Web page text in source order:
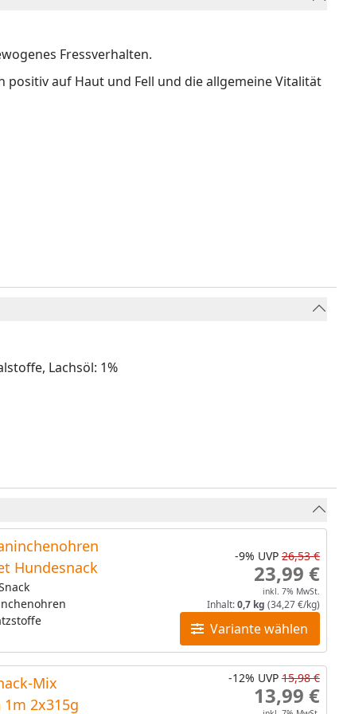
Fressverhalten.
positiv auf Haut und Fell und die allgemeine Vitalität
Lachsöl: 1%
Hundesnack
Variante wählen
-9% UVP 26,53 €
23,99 €
inkl. 7% MwSt.
Inhalt:0,7 kg (34,27 €/kg)
Mix
2x315g
-12% UVP 15,98 €
13,99 €